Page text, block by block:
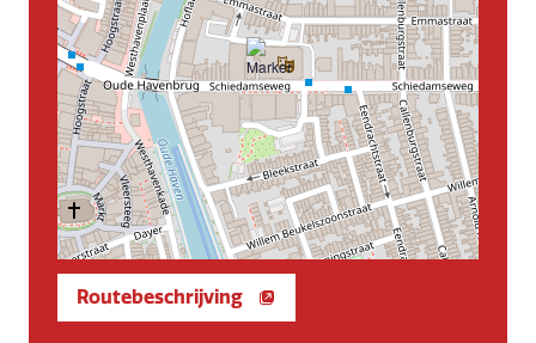
Routebeschrijving